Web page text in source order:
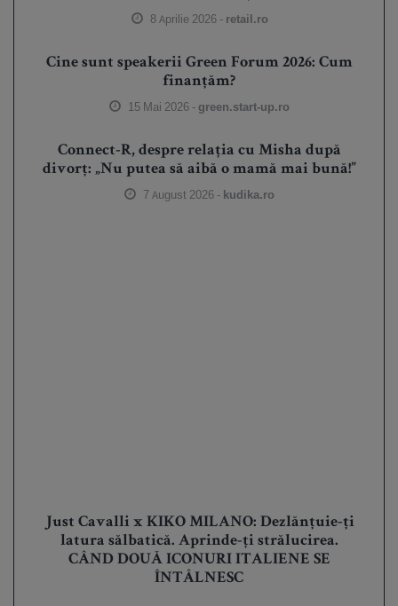
8 Aprilie 2026 - retail.ro
Cine sunt speakerii Green Forum 2026: Cum
finanțăm?
15 Mai 2026 - green.start-up.ro
Connect-R, despre relația cu Misha după
divorț: „Nu putea să aibă o mamă mai bună!”
7 August 2026 - kudika.ro
Just Cavalli x KIKO MILANO: Dezlănțuie-ți
latura sălbatică. Aprinde-ți strălucirea.
CÂND DOUĂ ICONURI ITALIENE SE
ÎNTÂLNESC